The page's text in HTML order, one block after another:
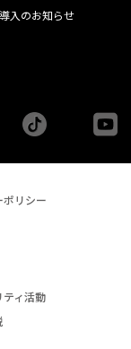
入のお知らせ
tiktok
ポリシー
ィ活動